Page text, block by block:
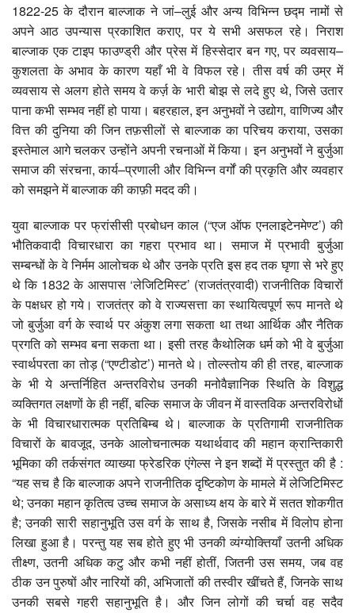
1822-25 के दौरान बाल्जाक ने जां–लुई और अन्य विभिन्न छद्म नामों से
अपने आठ उपन्यास प्रकाशित कराए, पर ये सभी असफल रहे। निराश
बाल्जाक एक टाइप फाउण्ड्री और प्रेस में हिस्सेदार बन गए, पर व्यवसाय–
कुशलता के अभाव के कारण यहाँ भी वे विफल रहे। तीस वर्ष की उम्र में
व्यवसाय से अलग होते समय वे कर्ज़ के भारी बोझ से लदे हुए थे, जिसे उतार
पाना कभी सम्भव नहीं हो पाया। बहरहाल, इन अनुभवों ने उद्योग, वाणिज्य और
वित्त की दुनिया की जिन तफ़सीलों से बाल्जाक का परिचय कराया, उसका
इस्तेमाल आगे चलकर उन्होंने अपनी रचनाओं में किया। इन अनुभवों ने बुर्जुआ
समाज की संरचना, कार्य–प्रणाली और विभिन्न वर्गों की प्रकृति और व्यवहार
को समझने में बाल्जाक की काफ़ी मदद की।
युवा बाल्जाक पर फ्रांसीसी प्रबोधन काल (“एज ऑफ एनलाइटेनमेण्ट’) की
भौतिकवादी विचारधारा का गहरा प्रभाव था। समाज में प्रभावी बुर्जुआ
सम्बन्धों के वे निर्मम आलोचक थे और उनके प्रति इस हद तक घृणा से भरे हुए
थे कि 1832 के आसपास ‘लेजिटिमिस्ट’ (राजतंत्रवादी) राजनीतिक विचारों
के पक्षधर हो गये। राजतंत्र को वे राज्यसत्ता का स्थायित्वपूर्ण रूप मानते थे
जो बुर्जुआ वर्ग के स्वार्थ पर अंकुश लगा सकता था तथा आर्थिक और नैतिक
प्रगति को सम्भव बना सकता था। इसी तरह कैथोलिक धर्म को भी वे बुर्जुआ
स्वार्थपरता का तोड़ (“एण्टीडोट’) मानते थे। तोल्स्तोय की ही तरह, बाल्जाक
के भी ये अन्तर्निहित अन्तरविरोध उनकी मनोवैज्ञानिक स्थिति के विशुद्ध
व्यक्तिगत लक्षणों के ही नहीं, बल्कि समाज के जीवन में वास्तविक अन्तरविरोधों
के भी विचारधारात्मक प्रतिबिम्ब थे। बाल्जाक के प्रतिगामी राजनीतिक
विचारों के बावजूद, उनके आलोचनात्मक यथार्थवाद की महान क्रान्तिकारी
भूमिका की तर्कसंगत व्याख्या फ्रेडरिक एंगेल्स ने इन शब्दों में प्रस्तुत की है :
“यह सच है कि बाल्जाक अपने राजनीतिक दृष्टिकोण के मामले में लेजिटिमिस्ट
थे; उनका महान कृतित्व उच्च समाज के असाध्य क्षय के बारे में सतत शोकगीत
है; उनकी सारी सहानुभूति उस वर्ग के साथ है, जिसके नसीब में विलोप होना
लिखा हुआ है। परन्तु यह सब होते हुए भी उनकी व्यंग्योक्तियाँ उतनी अधिक
तीक्ष्ण, उतनी अधिक कटु और कभी नहीं होतीं, जितनी उस समय, जब वह
ठीक उन पुरुषों और नारियों की, अभिजातों की तस्वीर खींचते हैं, जिनके साथ
उनकी सबसे गहरी सहानुभूति है। और जिन लोगों की चर्चा वह सदैव